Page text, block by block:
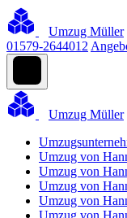
Umzug Müller
01579-2644012
Umzug Müller
Umzug von
Umzug von
Umzug von
Umzug von
Umzug von